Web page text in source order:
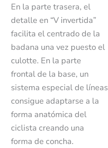
En la parte trasera, el
detalle en “V invertida”
facilita el centrado de la
badana una vez puesto el
culotte. En la parte
frontal de la base, un
sistema especial de líneas
consigue adaptarse a la
forma anatómica del
ciclista creando una
forma de concha.